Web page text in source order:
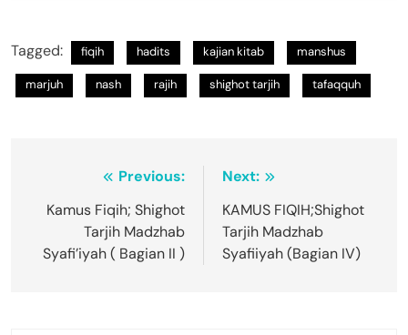
Tagged: fiqih hadits kajian kitab manshus
marjuh nash rajih shighot tarjih tafaqquh
Navigasi
pos
Previous:
Kamus Fiqih; Shighot
Tarjih Madzhab
Syafi’iyah ( Bagian II )
Next:
KAMUS FIQIH;Shighot
Tarjih Madzhab
Syafiiyah (Bagian IV)